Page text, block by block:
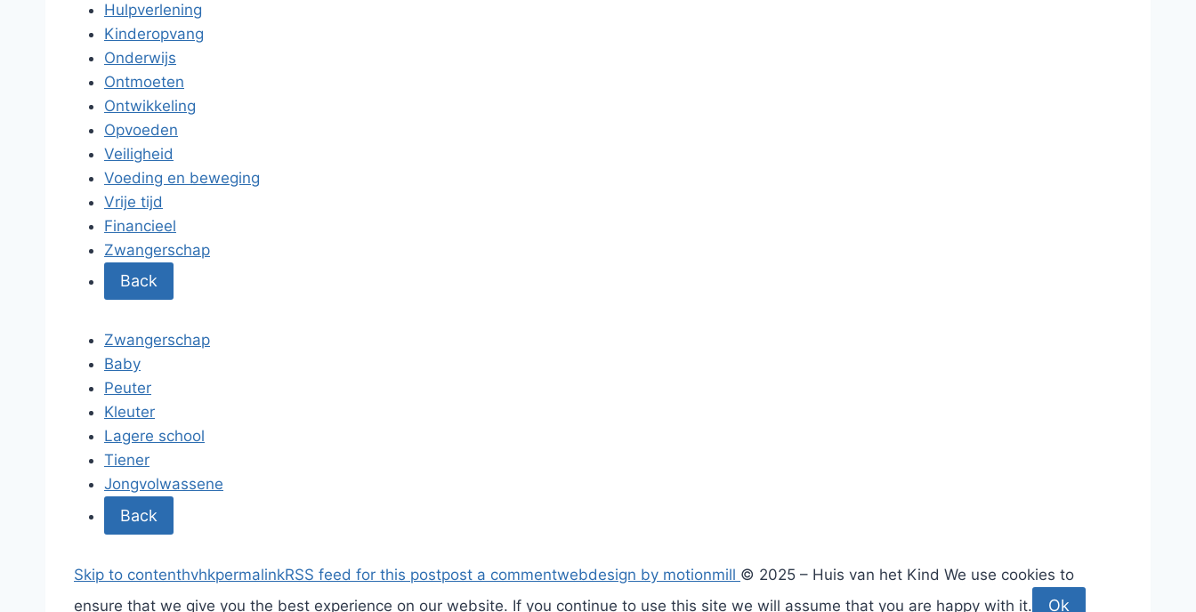
Hulpverlening
Kinderopvang
Onderwijs
Ontmoeten
Ontwikkeling
Opvoeden
Veiligheid
Voeding en beweging
Vrije tijd
Financieel
Zwangerschap
Back
Zwangerschap
Baby
Peuter
Kleuter
Lagere school
Tiener
Jongvolwassene
Back
Skip to contenthvhkpermalinkRSS feed for this postpost a commentwebdesign by motionmill © 2025 – Huis van het Kind We use cookies to
ensure that we give you the best experience on our website. If you continue to use this site we will assume that you are happy with it.
Ok